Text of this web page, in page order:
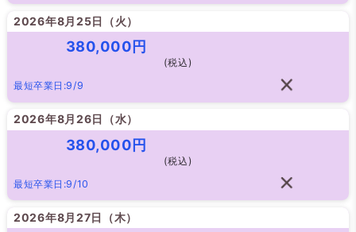
2026年8月25日（火）
380,000円
(税込)
最短卒業日:9/9
2026年8月26日（水）
380,000円
(税込)
最短卒業日:9/10
2026年8月27日（木）